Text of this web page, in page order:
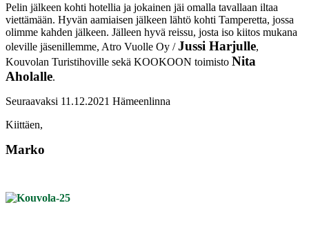
Pelin jälkeen kohti hotellia ja jokainen jäi omalla tavallaan iltaa
viettämään. Hyvän aamiaisen jälkeen lähtö kohti Tamperetta, jossa
olimme kahden jälkeen. Jälleen hyvä reissu, josta iso kiitos mukana
oleville jäsenillemme, Atro Vuolle Oy /Jussi Harjulle,
Kouvolan Turistihoville sekä KOOKOON toimisto Nita
Aholalle.
Seuraavaksi 11.12.2021 Hämeenlinna
Kiittäen,
Marko